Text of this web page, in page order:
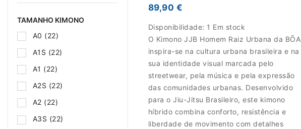
TAMANHO KIMONO
A0 (22)
A1S (22)
A1 (22)
A2S (22)
A2 (22)
A3S (22)
89,90 €
Disponibilidade: 1 Em stock
O Kimono JJB Homem Raiz Urbana da BŌA
inspira-se na cultura urbana brasileira e na
sua identidade visual marcada pelo
streetwear, pela música e pela expressão
das comunidades urbanas. Desenvolvido
para o Jiu-Jitsu Brasileiro, este kimono
híbrido combina conforto, resistência e
liberdade de movimento com detalhes